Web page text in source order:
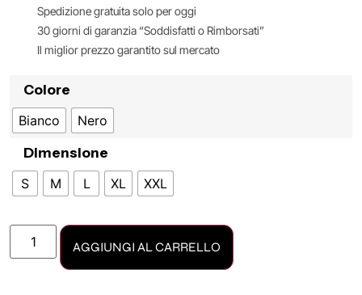
Spedizione gratuita solo per oggi
30 giorni di garanzia “Soddisfatti o Rimborsati”
Il miglior prezzo garantito sul mercato
Colore
Bianco
Nero
Dimensione
S
M L XL XXL
AGGIUNGI AL CARRELLO